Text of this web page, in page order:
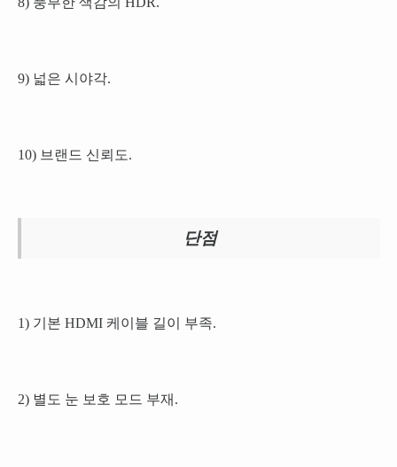
9) 넓은 시야각.
10) 브랜드 신뢰도.
단점
1) 기본 HDMI 케이블 길이 부족.
2) 별도 눈 보호 모드 부재.